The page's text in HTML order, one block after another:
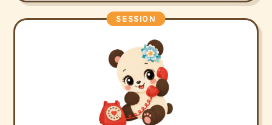
SESSION